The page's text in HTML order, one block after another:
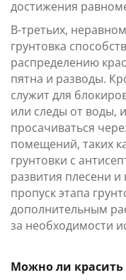
достижения
В-третьих,
грунтовка
распределению
пятна и разводы.
служит для
или следы от воды,
просачиваться
помещений, таких
грунтовки с
развития плесени
пропуск этапа
дополнительным
за необходимости
Можно ли красить